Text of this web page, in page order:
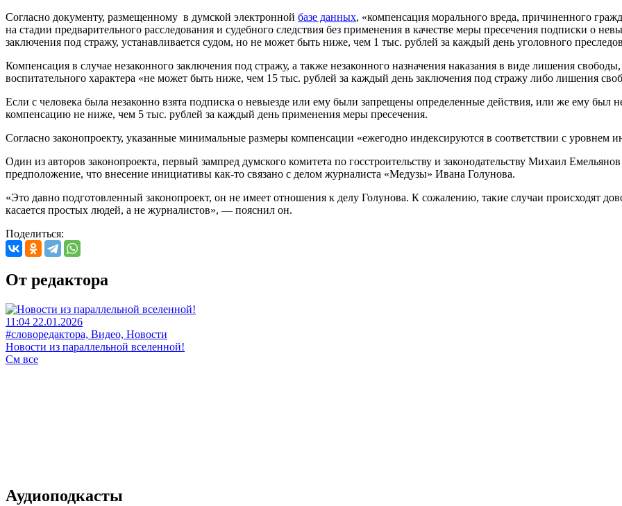
Согласно документу, размещенному в думской электронной базе данных, «компенсация морального вреда, причиненного
на стадии предварительного расследования и судебного следствия без применения в качестве меры пресечения подписки о
заключения под стражу, устанавливается судом, но не может быть ниже, чем 1 тыс. рублей за каждый день уголовного
Компенсация в случае незаконного заключения под стражу, а также незаконного назначения наказания в виде лишения
воспитательного характера «не может быть ниже, чем 15 тыс. рублей за каждый день заключения под стражу либо лишения
Если с человека была незаконно взята подписка о невыезде или ему были запрещены определенные действия, или же ему был
компенсацию не ниже, чем 5 тыс. рублей за каждый день применения меры пресечения.
Согласно законопроекту, указанные минимальные размеры компенсации «ежегодно индексируются в соответствии с уровнем
Один из авторов законопроекта, первый зампред думского комитета по госстроительству и законодательству Михаил
предположение, что внесение инициативы как-то связано с делом журналиста «Медузы» Ивана Голунова.
«Это давно подготовленный законопроект, он не имеет отношения к делу Голунова. К сожалению, такие случаи происходят
касается простых людей, а не журналистов», — пояснил он.
Поделиться:
От редактора
11:04 22.01.2026
#словоредактора, Видео, Новости
Новости из параллельной вселенной!
См все
Аудиоподкасты